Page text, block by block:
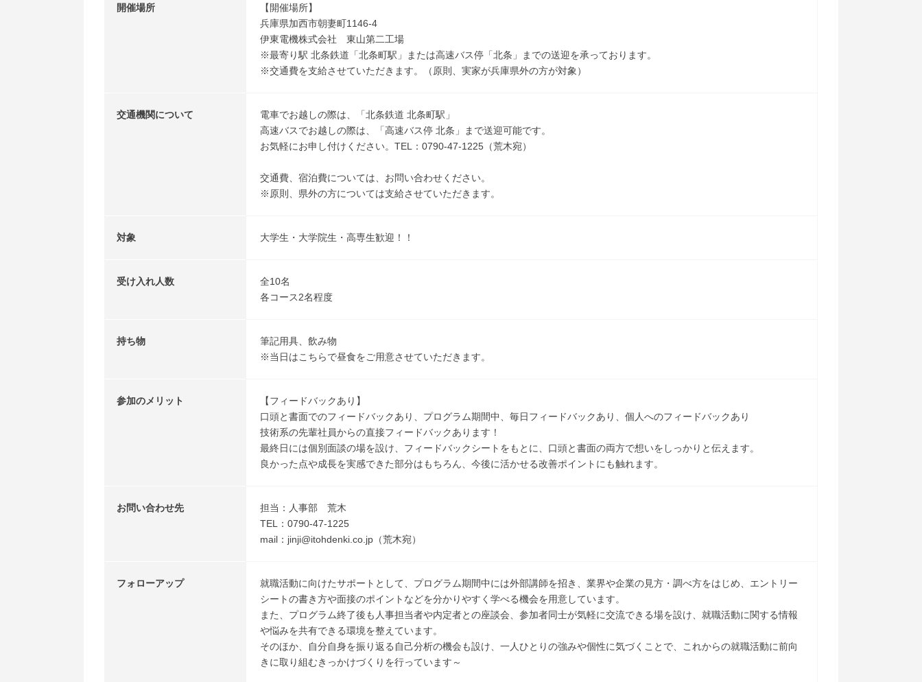
開催場所
【開催場所】
兵庫県加西市朝妻町1146-4
伊東電機株式会社 東山第二工場
※最寄り駅 北条鉄道「北条町駅」または高速バス停「北条」までの送迎を承っております。
※交通費を支給させていただきます。（原則、実家が兵庫県外の方が対象）
交通機関について
電車でお越しの際は、「北条鉄道 北条町駅」
高速バスでお越しの際は、「高速バス停 北条」まで送迎可能です。
お気軽にお申し付けください。TEL：0790-47-1225（荒木宛）
交通費、宿泊費については、お問い合わせください。
※原則、県外の方については支給させていただきます。
対象 大学生・大学院生・高専生歓迎！！
受け入れ人数
全10名
各コース2名程度
持ち物
筆記用具、飲み物
※当日はこちらで昼食をご用意させていただきます。
参加のメリット
【フィードバックあり】
口頭と書面でのフィードバックあり、プログラム期間中、毎日フィードバックあり、個人へのフィードバックあり
技術系の先輩社員からの直接フィードバックあります！
最終日には個別面談の場を設け、フィードバックシートをもとに、口頭と書面の両方で想いをしっかりと伝えます。
良かった点や成長を実感できた部分はもちろん、今後に活かせる改善ポイントにも触れます。
お問い合わせ先
担当：人事部 荒木
TEL：0790-47-1225
mail：jinji@itohdenki.co.jp（荒木宛）
フォローアップ
就職活動に向けたサポートとして、プログラム期間中には外部講師を招き、業界や企業の見方・調べ方をはじめ、エントリー
シートの書き方や面接のポイントなどを分かりやすく学べる機会を用意しています。
また、プログラム終了後も人事担当者や内定者との座談会、参加者同士が気軽に交流できる場を設け、就職活動に関する情報
や悩みを共有できる環境を整えています。
そのほか、自分自身を振り返る自己分析の機会も設け、一人ひとりの強みや個性に気づくことで、これからの就職活動に前向
きに取り組むきっかけづくりを行っています～